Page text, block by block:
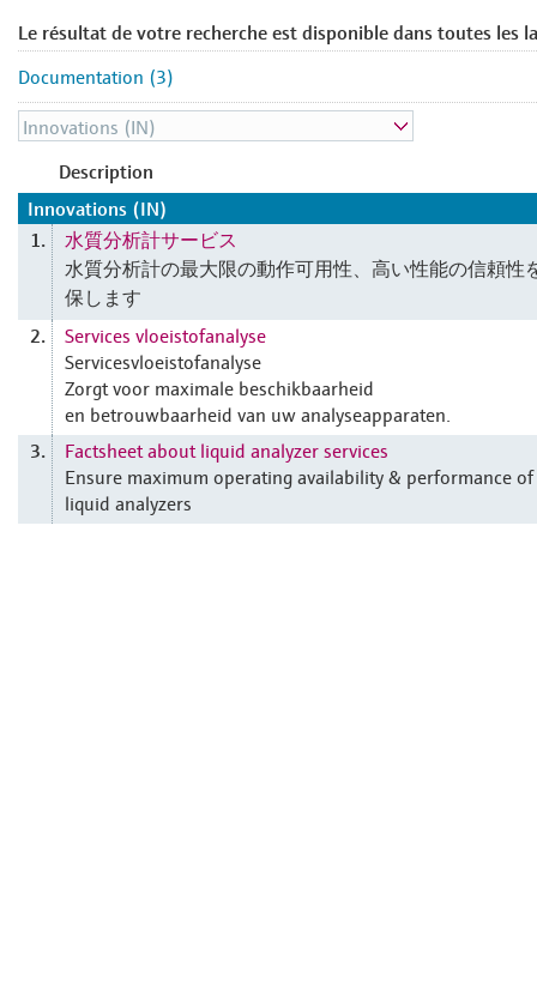
Le résultat de votre recherche est disponible dans toutes les
Documentation (3)
Description
Innovations (IN)
1.
水質分析計サービス
水質分析計の最大限の動作可用性、高い性能の信頼性
保します
2.
Services vloeistofanalyse
Servicesvloeistofanalyse
Zorgt voor maximale beschikbaarheid
en betrouwbaarheid van uw analyseapparaten.
3.
Factsheet about liquid analyzer services
Ensure maximum operating availability & performance of
liquid analyzers